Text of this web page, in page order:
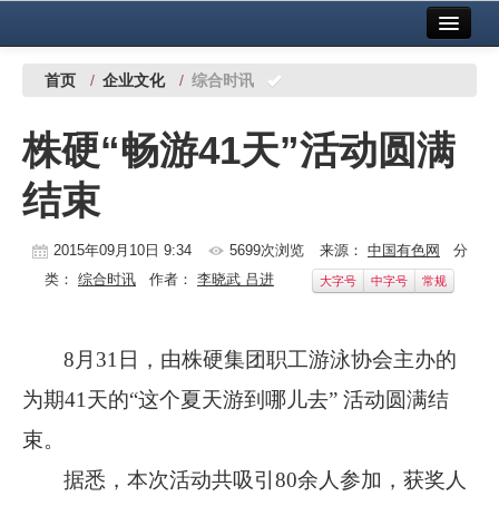
中国有色金属报社主办 广告服务
铜镍铅锌
铝
稀有稀土
镁钛
地矿 建设
党建工作
首页 / 企业文化 / 综合时讯
株硬“畅游41天”活动圆满
结束
2015年09月10日 9:34 5699次浏览 来源： 中国有色网
分
类： 综合时讯 作者： 李晓武 吕进 大字号 中字号 常规
8 月 31 日 ，由株硬集团职工游泳协会主办的
为期41 天的“这个夏天游到哪儿去” 活动圆满结
束。
据悉，本次活动共吸引80余人参加，获奖人